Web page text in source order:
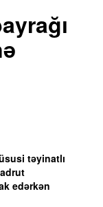
təyinatlı
edərkən